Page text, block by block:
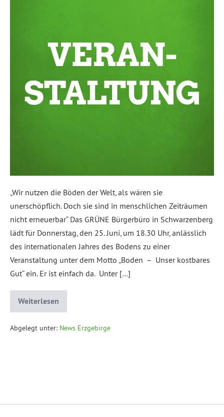
„Wir nutzen die Böden der Welt, als wären sie
unerschöpflich. Doch sie sind in menschlichen Zeiträumen
nicht erneuerbar“ Das GRÜNE Bürgerbüro in Schwarzenberg
lädt für Donnerstag, den 25. Juni, um 18.30 Uhr, anlässlich
des internationalen Jahres des Bodens zu einer
Veranstaltung unter dem Motto „Boden – Unser kostbares
Gut“ ein. Er ist einfach da. Unter […]
Weiterlesen
Abgelegt unter: News Erzgebirge